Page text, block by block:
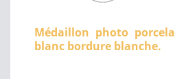
Médaillon photo
blanc bordure blanche.